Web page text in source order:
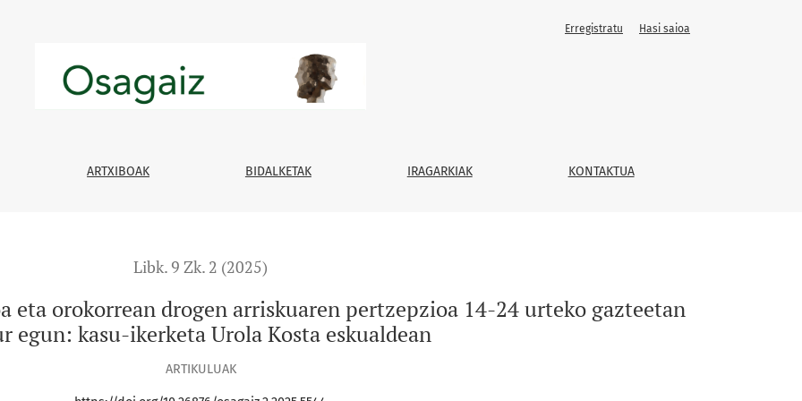
drogen arriskuaren pertzepzioa 14-24 urteko gazteetan gaur egun: kasu-ikerketa Urola Kosta eskualdean
ARTXIBOAK BIDALKETAK IRAGARKIAK KONTAKTUA
Erregistratu Hasi saioa
Libk. 9 Zk. 2 (2025)
eta orokorrean drogen arriskuaren pertzepzioa 14-24 urteko gazteetan
egun: kasu-ikerketa Urola Kosta eskualdean
ARTIKULUAK